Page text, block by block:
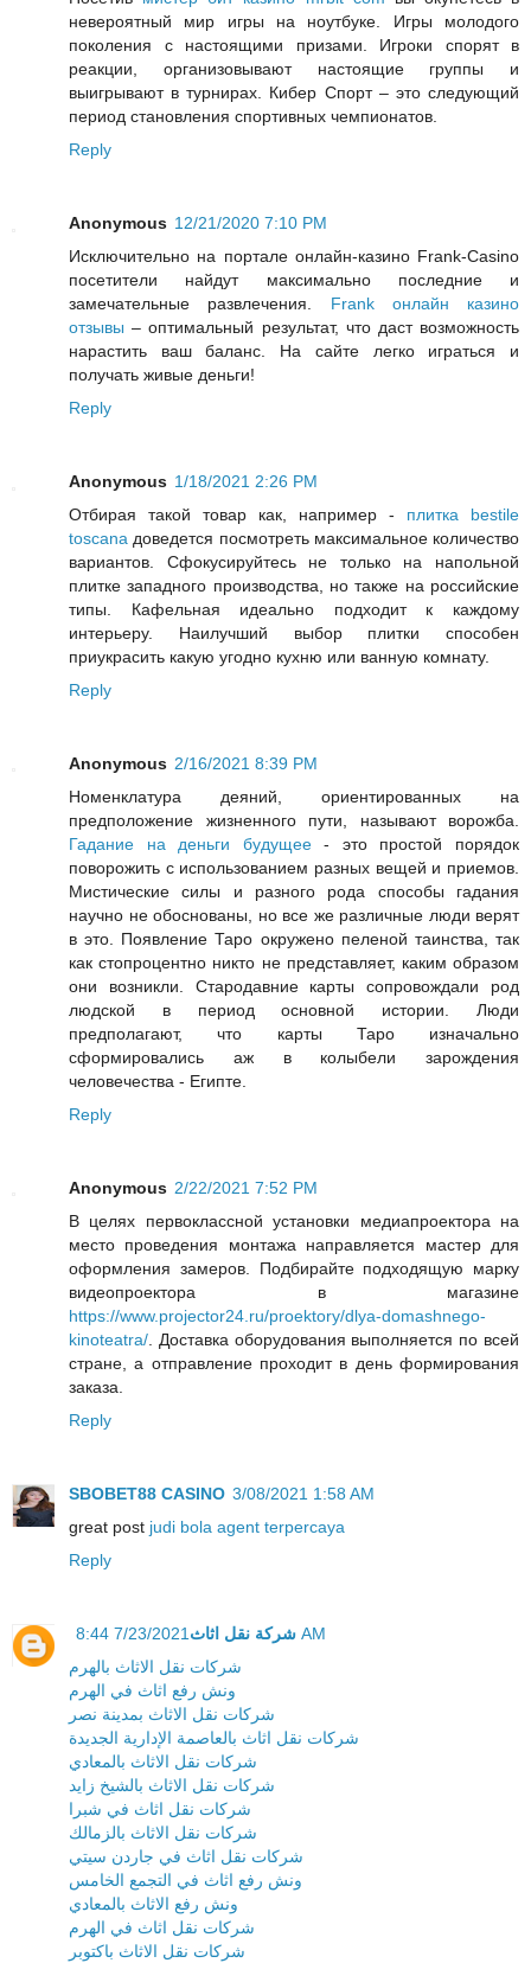
невероятный мир игры на ноутбуке. Игры молодого
поколения с настоящими призами. Игроки спорят в
реакции, организовывают настоящие группы и
выигрывают в турнирах. Кибер Спорт – это следующий
период становления спортивных чемпионатов.
Reply
Anonymous 12/21/2020 7:10 PM
Исключительно на портале онлайн-казино Frank-Casino
посетители найдут максимально последние и
замечательные развлечения. Frank онлайн казино
отзывы – оптимальный результат, что даст возможность
нарастить ваш баланс. На сайте легко играться и
получать живые деньги!
Reply
Anonymous 1/18/2021 2:26 PM
Отбирая такой товар как, например - плитка bestile
toscana доведется посмотреть максимальное количество
вариантов. Сфокусируйтесь не только на напольной
плитке западного производства, но также на российские
типы. Кафельная идеально подходит к каждому
интерьеру. Наилучший выбор плитки способен
приукрасить какую угодно кухню или ванную комнату.
Reply
Anonymous 2/16/2021 8:39 PM
Номенклатура деяний, ориентированных на
предположение жизненного пути, называют ворожба.
Гадание на деньги будущее- это простой порядок
поворожить с использованием разных вещей и приемов.
Мистические силы и разного рода способы гадания
научно не обоснованы, но все же различные люди верят
в это. Появление Таро окружено пеленой таинства, так
как стопроцентно никто не представляет, каким образом
они возникли. Стародавние карты сопровождали род
людской в период основной истории. Люди
предполагают, что карты Таро изначально
сформировались аж в колыбели зарождения
человечества - Египте.
Reply
Anonymous 2/22/2021 7:52 PM
В целях первоклассной установки медиапроектора на
место проведения монтажа направляется мастер для
оформления замеров. Подбирайте подходящую марку
видеопроектора в магазине
https://www.projector24.ru/proektory/dlya-domashnego-
kinoteatra/ . Доставка оборудования выполняется по всей
стране, а отправление проходит в день формирования
заказа.
Reply
SBOBET88 CASINO 3/08/2021 1:58 AM
great post judi bola agent terpercaya
Reply
شركة نقل اثاث 7/23/2021 8:44 AM
شركات نقل الاثاث بالهرم
ونش رفع اثاث في الهرم
شركات نقل الاثاث بمدينة نصر
شركات نقل اثاث بالعاصمة الإدارية الجديدة
شركات نقل الاثاث بالمعادي
شركات نقل الاثاث بالشيخ زايد
شركات نقل اثاث في شبرا
شركات نقل الاثاث بالزمالك
شركات نقل اثاث في جاردن سيتي
ونش رفع اثاث في التجمع الخامس
ونش رفع الاثاث بالمعادي
شركات نقل اثاث في الهرم
شركات نقل الاثاث باكتوبر